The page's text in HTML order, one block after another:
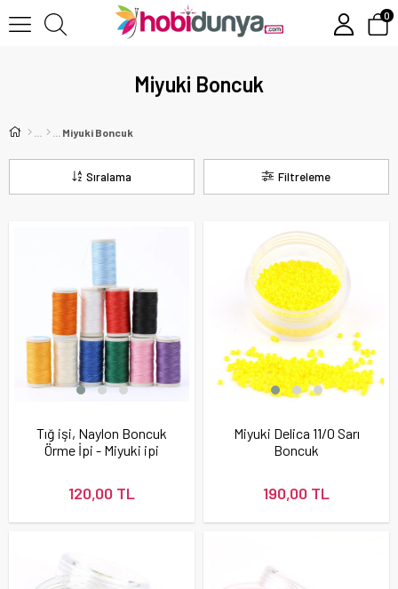
0
Miyuki Boncuk
Miyuki Boncuk
Filtreleme
Sıralama
Tığ işi, Naylon Boncuk
Örme İpi - Miyuki ipi
120,00 TL
Miyuki Delica 11/0 Sarı
Boncuk
190,00 TL